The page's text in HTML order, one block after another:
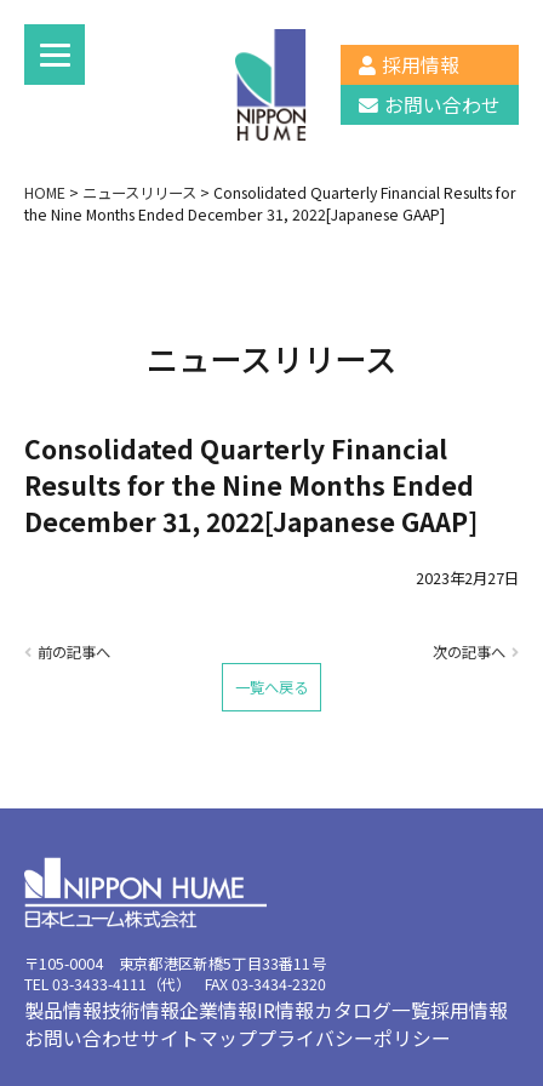
採用情報
お問い合わせ
HOME > ニュースリリース > Consolidated Quarterly Financial Results for
the Nine Months Ended December 31, 2022[Japanese GAAP]
ニュースリリース
Consolidated Quarterly Financial
Results for the Nine Months Ended
December 31, 2022[Japanese GAAP]
2023年2月27日
前の記事へ
次の記事へ
一覧へ戻る
〒105-0004 東京都港区新橋5丁目33番11号
TEL 03-3433-4111（代） FAX 03-3434-2320
製品情報技術情報企業情報IR情報カタログ一覧採用情報
お問い合わせサイトマッププライバシーポリシー